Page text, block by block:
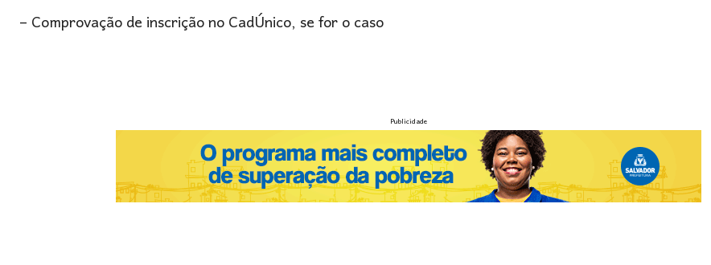
– Comprovação de inscrição no CadÚnico, se for o caso
Publicidade